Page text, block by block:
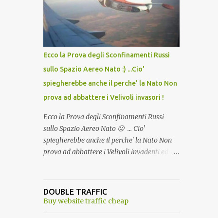
lo scopo della temperatura? Qualcuno a suo
tempo ribattezzo' il Vaccino come: l' Amaro
del Capo, era "spettacolare Ghiacciato, ma
andava bene anche, a Temperatura
Ambiente"! Riproponiamo l'articolo per NON
Ecco la Prova degli Sconfinamenti Russi
sullo Spazio Aereo Nato :) ...Cio'
spiegherebbe anche il perche' la Nato Non
prova ad abbattere i Velivoli invasori !
Ecco la Prova degli Sconfinamenti Russi
sullo Spazio Aereo Nato 😛 ... Cio'
spiegherebbe anche il perche' la Nato Non
prova ad abbattere i Velivoli invadenti ed
alcuna notizia di un'invasione dello spazio
aereo NATO da parte di un robot chiamato
DOUBLE TRAFFIC
Buy website traffic cheap